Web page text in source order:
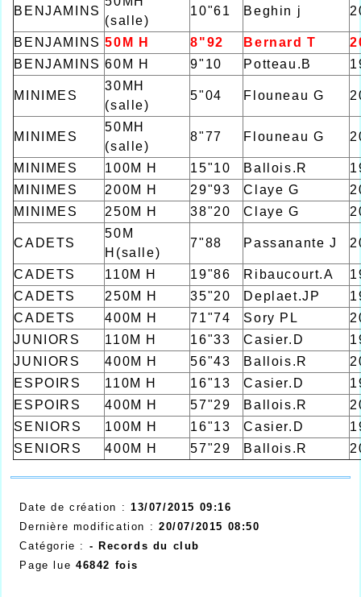
BENJAMINS
(salle)
10"61 Beghin j
BENJAMINS 50M H 8"92 Bernard T
BENJAMINS 60M H 9"10 Potteau.B
MINIMES
30MH
(salle)
5"04 Flouneau G
MINIMES
50MH
(salle)
8"77 Flouneau G
MINIMES 100M H 15"10 Ballois.R
MINIMES
200M H 29"93 Claye G
MINIMES
250M H 38"20 Claye G
CADETS
50M
H(salle)
7"88 Passanante J
CADETS 110M H 19"86 Ribaucourt.A
CADETS
250M H 35"20 Deplaet.JP
CADETS
400M H 71"74 Sory PL
JUNIORS
110M H 16"33 Casier.D
JUNIORS
400M H 56"43 Ballois.R
ESPOIRS
110M H 16"13 Casier.D
ESPOIRS
400M H 57"29 Ballois.R
SENIORS
100M H 16"13 Casier.D
SENIORS
400M H 57"29 Ballois.R
Date de création : 13/07/2015 09:16
Dernière modification : 20/07/2015 08:50
Catégorie : - Records du club
Page lue 46842 fois